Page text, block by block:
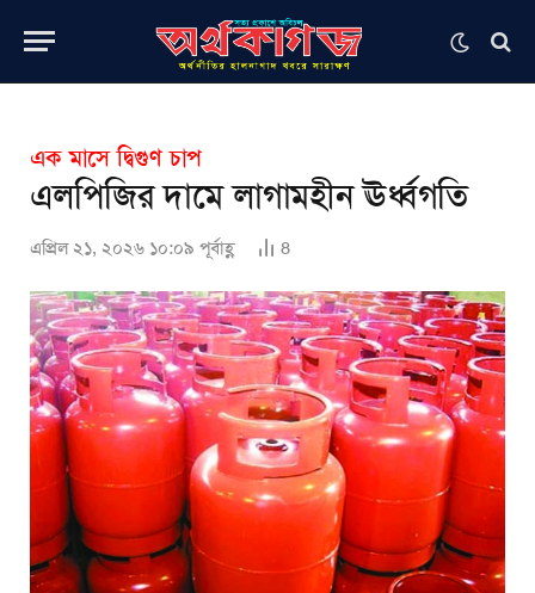
এক মাসে দ্বিগুণ চাপ
এলপিজির দামে লাগামহীন ঊর্ধ্বগতি
এপ্রিল ২১, ২০২৬ ১০:০৯ পূর্বাহ্ণ 8